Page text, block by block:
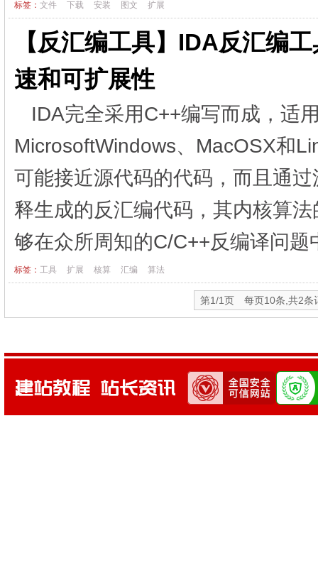
标签： 文件 下载 安装 图文 扩展
【反汇编工具】IDA反汇编
速和可扩展性
IDA完全采用C++编写而成，适
MicrosoftWindows、MacOSX和
可能接近源代码的代码，而且通
释生成的反汇编代码，其内核算
够在众所周知的C/C++反编译问
标签： 工具 扩展 核算 汇编 算法
第1/1页 每页10条,共2条